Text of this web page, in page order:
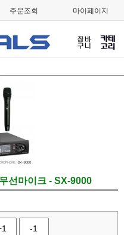
주문조회 마이페이지
선마이크 - SX-9000
-1